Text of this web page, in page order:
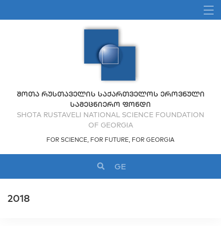
ᲨᲝᲗᲐ ᲠᲣᲡᲗᲐᲕᲔᲚᲘᲡ ᲡᲐᲥᲐᲠᲗᲕᲔᲚᲝᲡ ᲔᲠᲝᲕᲜᲣᲚᲘ
ᲡᲐᲛᲔᲪᲜᲘᲔᲠᲝ ᲤᲝᲜᲓᲘ
SHOTA RUSTAVELI NATIONAL SCIENCE FOUNDATION
OF GEORGIA
FOR SCIENCE, FOR FUTURE, FOR GEORGIA
GE
2018